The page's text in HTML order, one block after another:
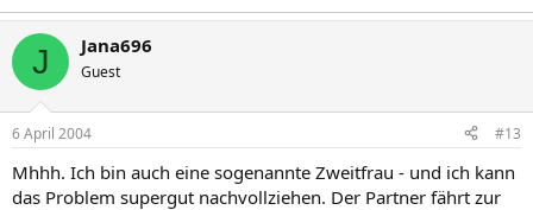
J Jana696
Guest
6 April 2004 #13
Mhhh. Ich bin auch eine sogenannte Zweitfrau - und ich kann
das Problem supergut nachvollziehen. Der Partner fährt zur